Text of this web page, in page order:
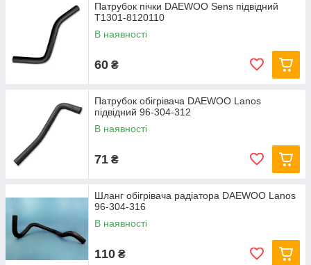
Патрубок пічки DAEWOO Sens підвідний
T1301-8120110
В наявності
60 ₴
Патрубок обігрівача DAEWOO Lanos
підвідний 96-304-312
В наявності
71 ₴
Шланг обігрівача радіатора DAEWOO Lanos
96-304-316
В наявності
110 ₴